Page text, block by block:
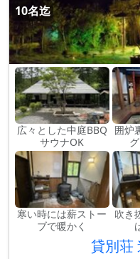
10名迄
広々とした中庭BBQ
サウナOK
囲炉
寒い時には薪ストー
ブで暖かく
吹き
貸別荘